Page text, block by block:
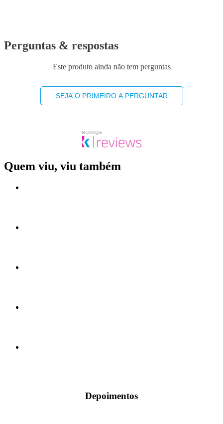
Perguntas & respostas
Este produto ainda não tem perguntas
SEJA O PRIMEIRO A PERGUNTAR
Quem viu, viu também
Depoimentos